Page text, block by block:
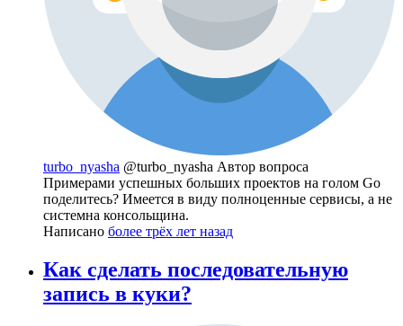
turbo_nyasha @turbo_nyasha Автор вопроса
Примерами успешных больших проектов на голом Go
поделитесь? Имеется в виду полноценные сервисы, а не
системна консольщина.
Написано более трёх лет назад
Как сделать последовательную
запись в куки?